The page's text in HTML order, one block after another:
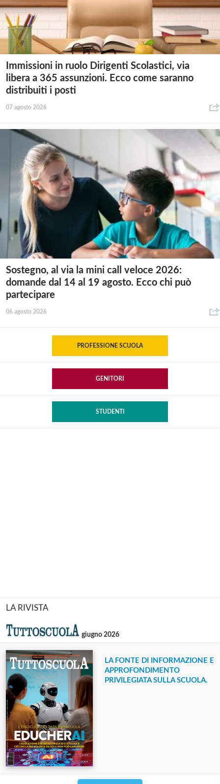
Immissioni in ruolo Dirigenti Scolastici, via
libera a 365 assunzioni. Ecco come saranno
distribuiti i posti
07 agosto 2026
Sostegno, al via la mini call veloce 2026:
domande dal 14 al 19 agosto. Ecco chi può
partecipare
06 agosto 2026
PROFESSIONE SCUOLA
GENITORI
STUDENTI
LA RIVISTA
giugno 2026
LA FONTE DI INFORMAZIONE E
APPROFONDIMENTO
PRIVILEGIATA SULLA SCUOLA.